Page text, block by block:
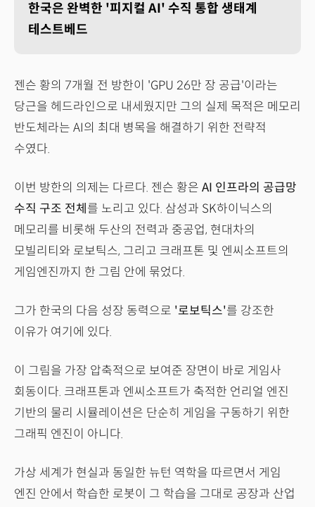
한국은 완벽한 '피지컬 AI' 수직 통합 생태계
테스트베드
젠슨 황의 7개월 전 방한이 'GPU 26만 장 공급'이라는
당근을 헤드라인으로 내세웠지만 그의 실제 목적은 메모리
반도체라는 AI의 최대 병목을 해결하기 위한 전략적
수였다.
이번 방한의 의제는 다르다. 젠슨 황은 AI 인프라의 공급망
수직 구조 전체 를 노리고 있다. 삼성과 SK하이닉스의
메모리를 비롯해 두산의 전력과 중공업, 현대차의
모빌리티와 로보틱스, 그리고 크래프톤 및 엔씨소프트의
게임엔진까지 한 그림 안에 묶었다.
그가 한국의 다음 성장 동력으로 '로보틱스'를 강조한
이유가 여기에 있다.
이 그림을 가장 압축적으로 보여준 장면이 바로 게임사
회동이다. 크래프톤과 엔씨소프트가 축적한 언리얼 엔진
기반의 물리 시뮬레이션은 단순히 게임을 구동하기 위한
그래픽 엔진이 아니다.
가상 세계가 현실과 동일한 뉴턴 역학을 따르면서 게임
엔진 안에서 학습한 로봇이 그 학습을 그대로 공장과 산업